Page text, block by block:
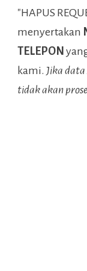
"HAPUS
menyertakan
TELEPON
kami. Jika
tidak akan